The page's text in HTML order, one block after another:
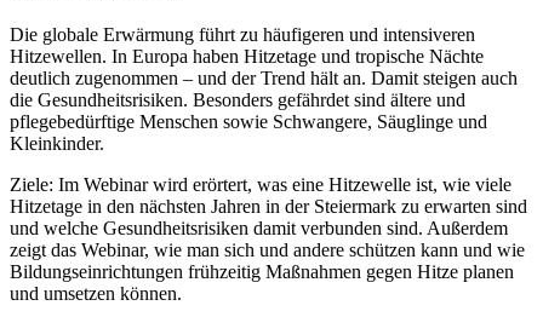
Die globale Erwärmung führt zu häufigeren und intensiveren
Hitzewellen. In Europa haben Hitzetage und tropische Nächte
deutlich zugenommen – und der Trend hält an. Damit steigen auch
die Gesundheitsrisiken. Besonders gefährdet sind ältere und
pflegebedürftige Menschen sowie Schwangere, Säuglinge und
Kleinkinder.
Ziele: Im Webinar wird erörtert, was eine Hitzewelle ist, wie viele
Hitzetage in den nächsten Jahren in der Steiermark zu erwarten sind
und welche Gesundheitsrisiken damit verbunden sind. Außerdem
zeigt das Webinar, wie man sich und andere schützen kann und wie
Bildungseinrichtungen frühzeitig Maßnahmen gegen Hitze planen
und umsetzen können.